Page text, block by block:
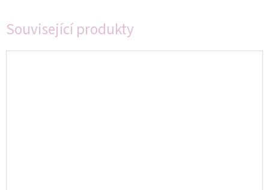
Související produkty